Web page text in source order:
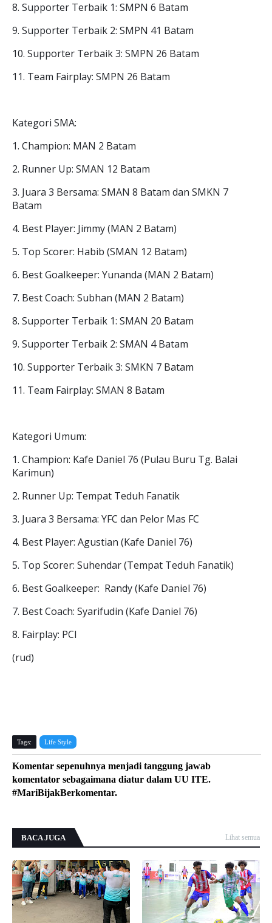
8. Supporter Terbaik 1: SMPN 6 Batam
9. Supporter Terbaik 2: SMPN 41 Batam
10. Supporter Terbaik 3: SMPN 26 Batam
11. Team Fairplay: SMPN 26 Batam
Kategori SMA:
1. Champion: MAN 2 Batam
2. Runner Up: SMAN 12 Batam
3. Juara 3 Bersama: SMAN 8 Batam dan SMKN 7
Batam
4. Best Player: Jimmy (MAN 2 Batam)
5. Top Scorer: Habib (SMAN 12 Batam)
6. Best Goalkeeper: Yunanda (MAN 2 Batam)
7. Best Coach: Subhan (MAN 2 Batam)
8. Supporter Terbaik 1: SMAN 20 Batam
9. Supporter Terbaik 2: SMAN 4 Batam
10. Supporter Terbaik 3: SMKN 7 Batam
11. Team Fairplay: SMAN 8 Batam
Kategori Umum:
1. Champion: Kafe Daniel 76 (Pulau Buru Tg. Balai
Karimun)
2. Runner Up: Tempat Teduh Fanatik
3. Juara 3 Bersama: YFC dan Pelor Mas FC
4. Best Player: Agustian (Kafe Daniel 76)
5. Top Scorer: Suhendar (Tempat Teduh Fanatik)
6. Best Goalkeeper: Randy (Kafe Daniel 76)
7. Best Coach: Syarifudin (Kafe Daniel 76)
8. Fairplay: PCI
(rud)
Tags: Life Style
Komentar sepenuhnya menjadi tanggung jawab
komentator sebagaimana diatur dalam UU ITE.
#MariBijakBerkomentar.
BACA JUGA Lihat semua